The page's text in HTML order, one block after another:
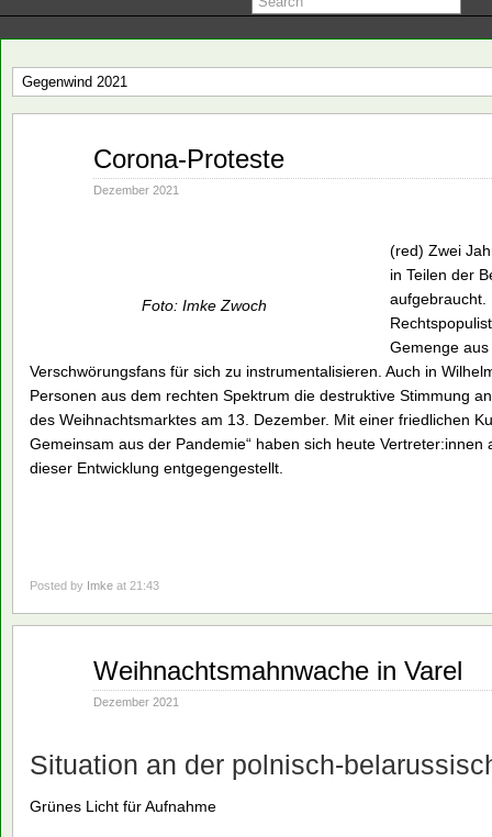
Gegenwind 2021
Corona-Proteste
Dezember 2021
Foto: Imke Zwoch
(red) Zwei
in Teilen der
aufgebraucht.
Gemenge
Verschwörungsfans für sich zu instrumentalisieren. Auch in
Personen aus dem rechten Spektrum die destruktive Stimmung
des Weihnachtsmarktes am 13. Dezember. Mit einer friedlichen
Gemeinsam aus der Pandemie“ haben sich heute
dieser Entwicklung entgegengestellt.
Posted by Imke at 21:43
Weihnachtsmahnwache in Varel
Dezember 2021
Situation an der polnisch-
Grünes Licht für Aufnahme